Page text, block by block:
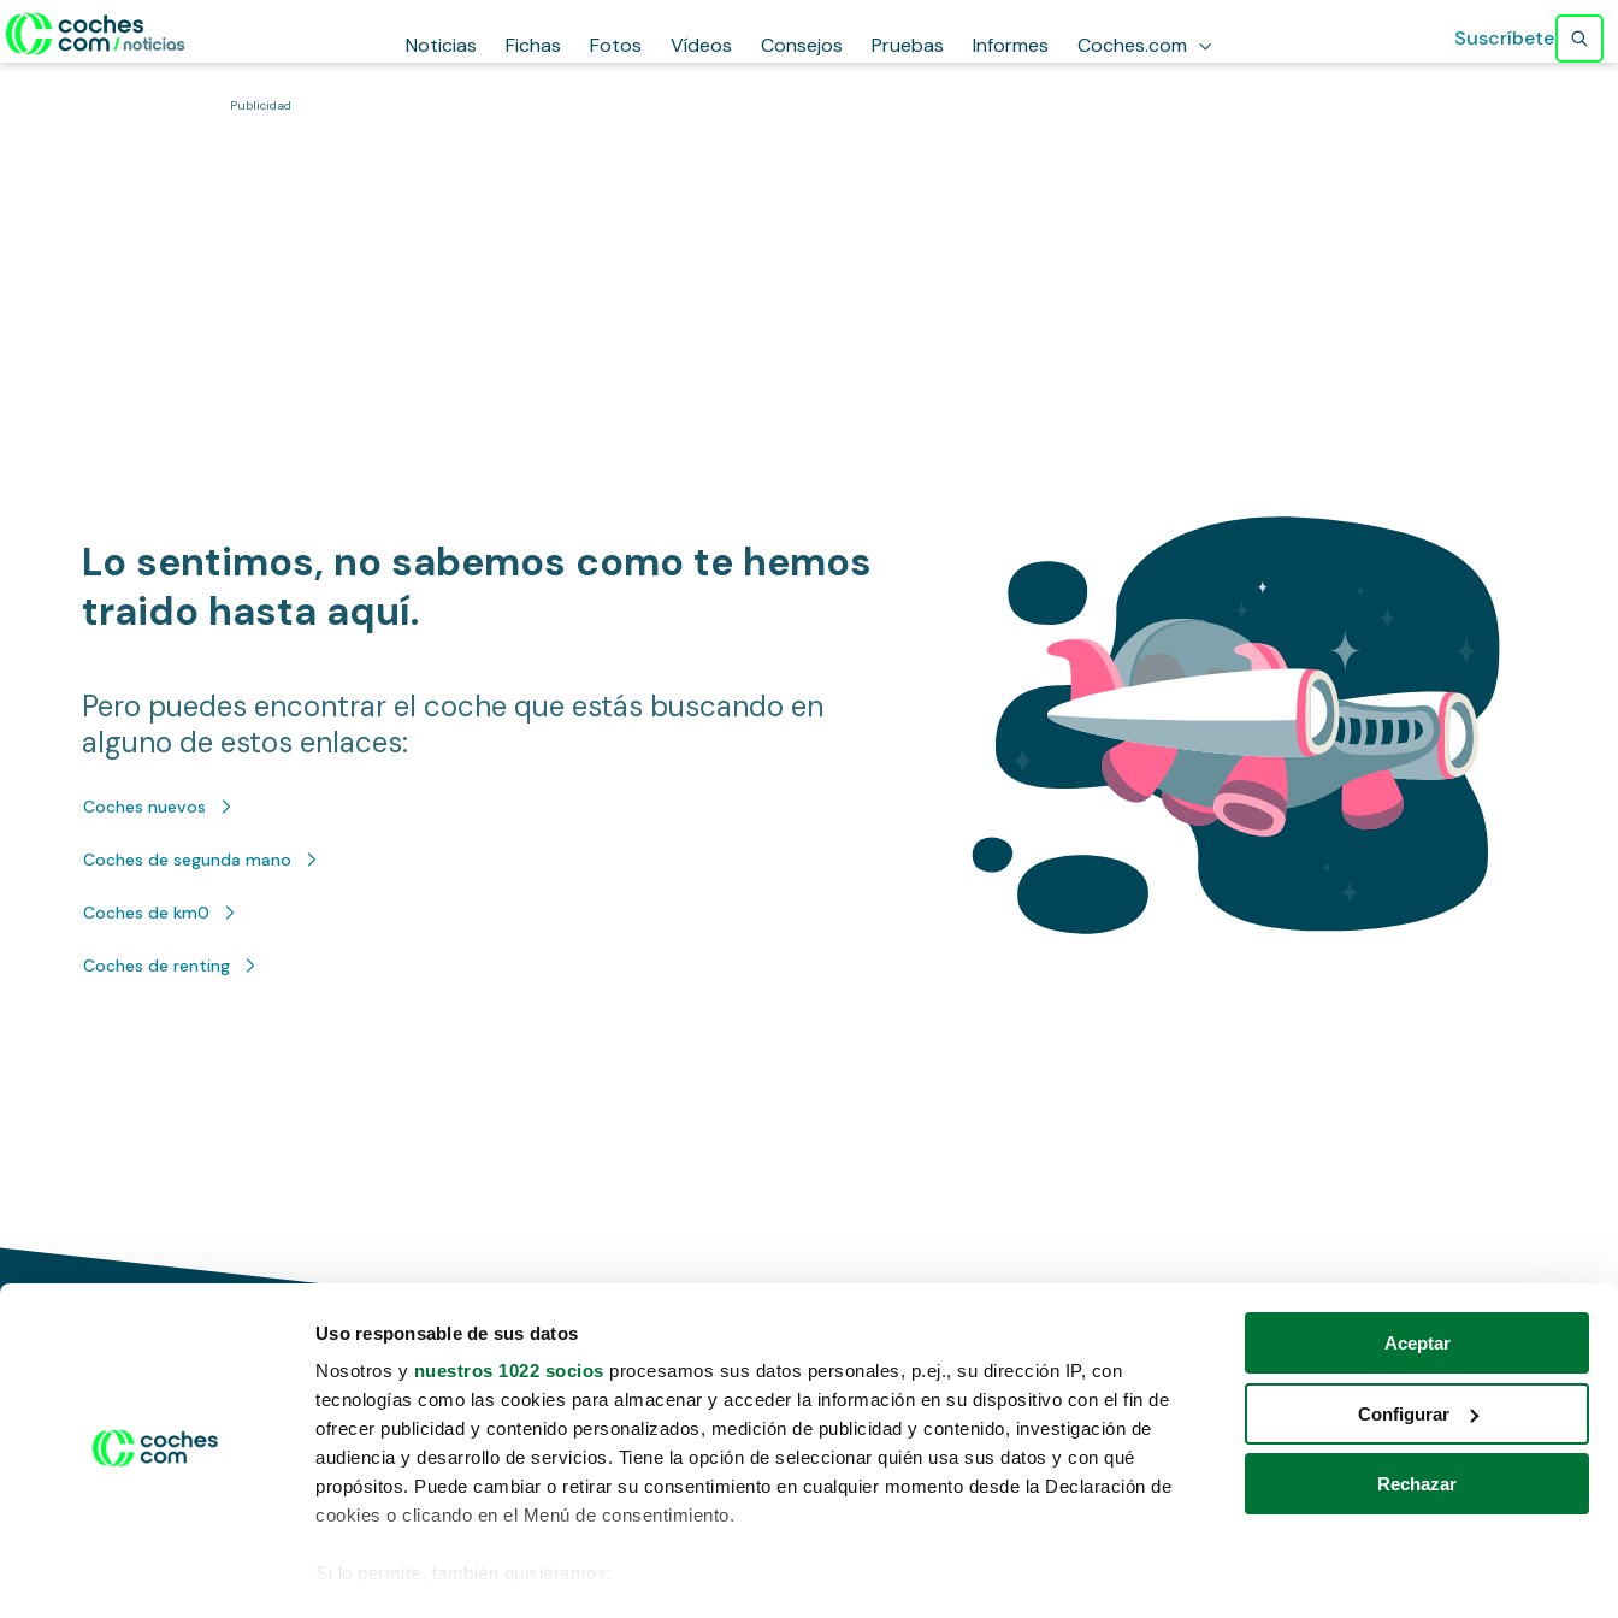
Uso responsable de sus datos
Nosotros y nuestros 1022 socios procesamos sus datos personales, p.ej., su dirección IP, con
tecnologías como las cookies para almacenar y acceder la información en su dispositivo con el fin de
ofrecer publicidad y contenido personalizados, medición de publicidad y contenido, investigación de
audiencia y desarrollo de servicios. Tiene la opción de seleccionar quién usa sus datos y con qué
propósitos. Puede cambiar o retirar su consentimiento en cualquier momento desde la Declaración de
cookies o clicando en el Menú de consentimiento.
Si lo permite, también quisiéramos:
Aceptar
Configurar
Rechazar
Noticias Fichas Fotos Vídeos Consejos Pruebas Informes Coches.com Suscríbete
Publicidad
Lo sentimos, no sabemos como te hemos
traido hasta aquí.
Pero puedes encontrar el coche que estás buscando en
alguno de estos enlaces:
Coches nuevos
Coches de segunda mano
Coches de km0
Coches de renting
Conduce tu futuro,
desata tu movilidad